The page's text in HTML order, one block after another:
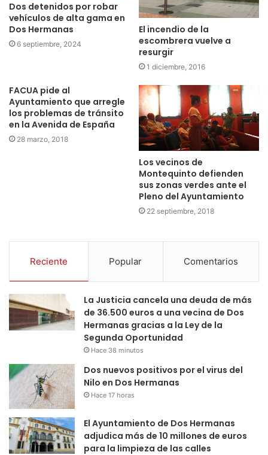
Dos detenidos por robar
vehículos de alta gama en
Dos Hermanas
6 septiembre, 2024
El incendio de la
escombrera vuelve a
resurgir
1 diciembre, 2016
FACUA pide al
Ayuntamiento que arregle
los problemas de tránsito
en la Avenida de España
28 marzo, 2018
Los vecinos de
Montequinto defienden
sus zonas verdes ante el
Pleno del Ayuntamiento
22 septiembre, 2018
Reciente Popular Comentarios
La Justicia cancela una deuda de más
de 36.500 euros a una vecina de Dos
Hermanas gracias a la Ley de la
Segunda Oportunidad
Hace 38 minutos
Dos nuevos positivos por el virus del
Nilo en Dos Hermanas
Hace 17 horas
El Ayuntamiento de Dos Hermanas
adjudica más de 10 millones de euros
para la limpieza de las calles